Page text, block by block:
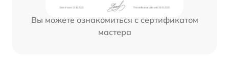
Вы можете ознакомиться с сертификатом
мастера